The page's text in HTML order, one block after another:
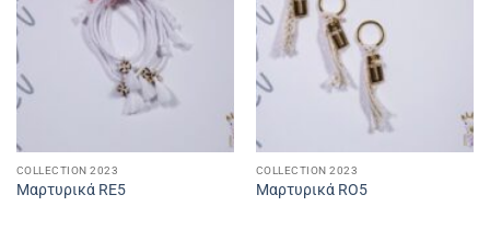
COLLECTION 2023
Μαρτυρικά RE5
COLLECTION 2023
Μαρτυρικά RO5